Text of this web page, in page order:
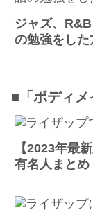
ジャズ、
の勉強をし
■「ボディ
【2023年最
有名人まとめ